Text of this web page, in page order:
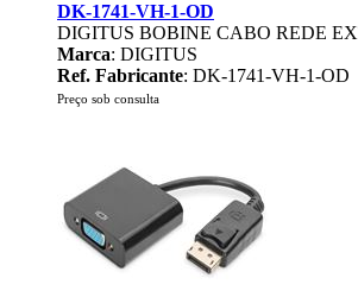
DK-1741-VH-1-OD
DIGITUS BOBINE CABO REDE
Marca: DIGITUS
Ref. Fabricante: DK-1741-VH-1-OD
Preço sob consulta